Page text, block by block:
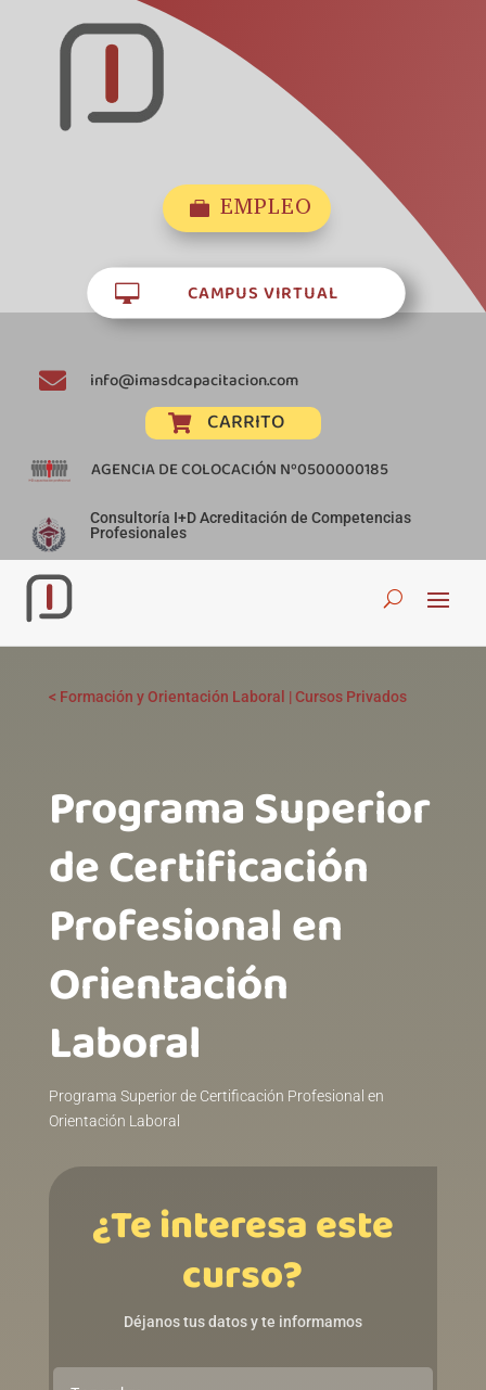
 EMPLEO
 CAMPUS VIRTUAL
 info@imasdcapacitacion.com
 CARRITO
AGENCIA DE COLOCACIÓN Nº0500000185
Consultoría I+D Acreditación de Competencias
Profesionales
< Formación y Orientación Laboral |Cursos Privados
Programa Superior
de Certificación
Profesional en
Orientación
Laboral
Programa Superior de Certificación Profesional en
Orientación Laboral
¿Te interesa este
curso?
Déjanos tus datos y te informamos